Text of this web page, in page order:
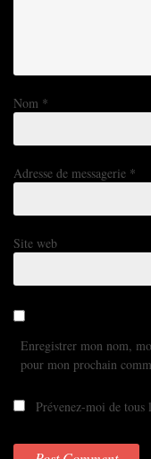
Nom *
Adresse de messagerie *
Site web
Enregistrer mon nom,
pour mon prochain
Prévenez-moi de